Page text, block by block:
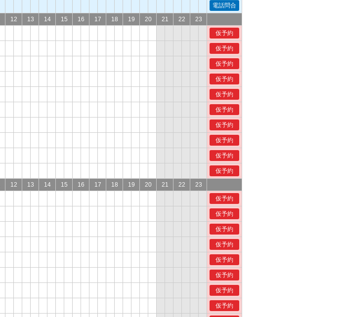
電話問合
12 13 14 15 16 17 18 19 20 21 22
23
仮予約
仮予約
仮予約
仮予約
仮予約
仮予約
仮予約
仮予約
仮予約
仮予約
12 13 14 15 16 17 18 19 20 21 22
23
仮予約
仮予約
仮予約
仮予約
仮予約
仮予約
仮予約
仮予約